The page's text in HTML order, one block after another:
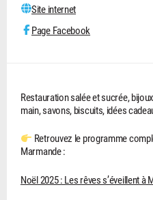
Site internet
Page Facebook
Restauration salée et sucrée,
main, savons, biscuits, idées
Retrouvez le programme
Marmande :
Noël 2025 : Les rêves s’éveillent à